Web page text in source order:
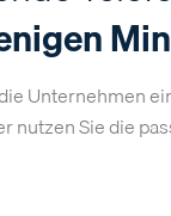
Unternehmen
Sie die